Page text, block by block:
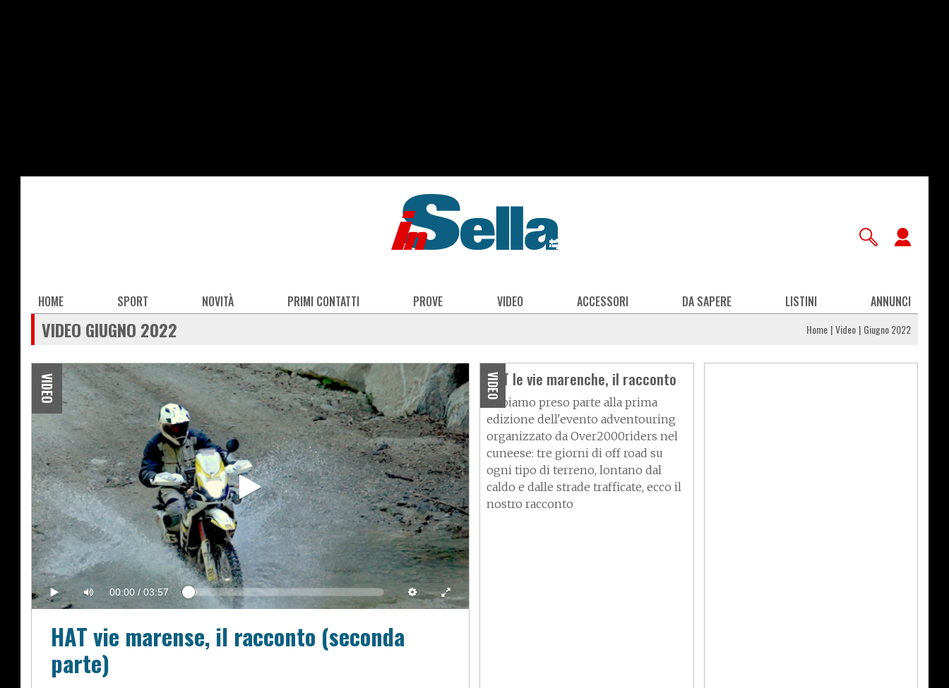
Main
navigation
HOME SPORT NOVITÀ PRIMI CONTATTI PROVE VIDEO ACCESSORI DA SAPERE LISTINI ANNUNCI
VIDEO GIUGNO 2022 Home Video Giugno 2022
00:00 / 03:57
VIDEO
HAT vie marense, il racconto (seconda
parte)
VIDEO
HAT le vie marenche, il racconto
Abbiamo preso parte alla prima
edizione dell'evento adventouring
organizzato da Over2000riders nel
cuneese: tre giorni di off road su
ogni tipo di terreno, lontano dal
caldo e dalle strade trafficate, ecco il
nostro racconto